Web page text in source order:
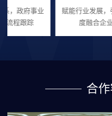
系，政府事业
流程跟踪
赋能行业发展，
度融合企
合